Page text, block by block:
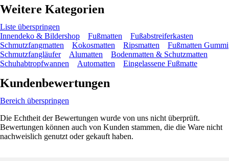
Weitere Kategorien
Liste überspringen
Innendeko & Bildershop
Fußmatten
Fußabstreiferkasten
Schmutzfangmatten
Kokosmatten Ripsmatten
Fußmatten Gummi
Schmutzfangläufer
Alumatten
Bodenmatten & Schutzmatten
Schuhabtropfwannen
Automatten Eingelassene Fußmatte
Kundenbewertungen
Bereich überspringen
Die Echtheit der Bewertungen wurde von uns nicht überprüft.
Bewertungen können auch von Kunden stammen, die die Ware nicht
nachweislich genutzt oder gekauft haben.